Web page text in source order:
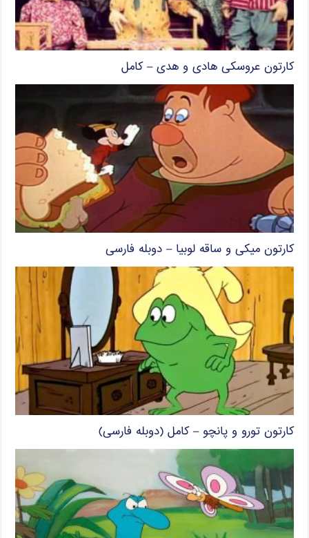
کارتون عروسکی هادی و هدی – کامل
کارتون میکی و ساقه لوبیا – دوبله فارسی
کارتون تورو و پانچو – کامل (دوبله فارسی)